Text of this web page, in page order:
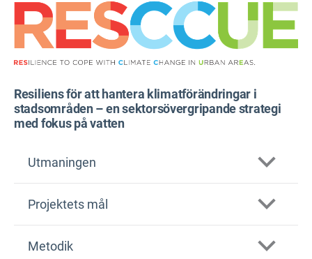
Resiliens för att hantera klimatförändringar i
stadsområden – en sektorsövergripande strategi
med fokus på vatten
Utmaningen
Projektets mål
Metodik